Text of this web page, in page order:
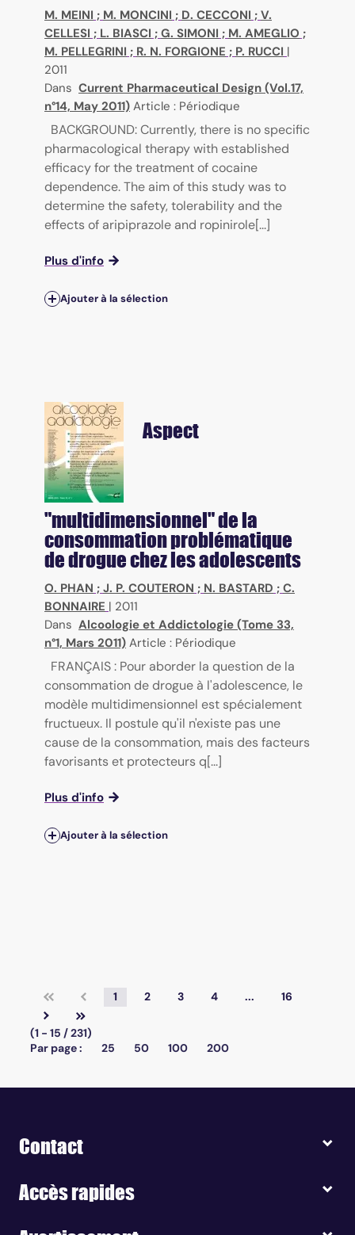
M. MEINI ; M. MONCINI ; D. CECCONI ; V.
CELLESI ; L. BIASCI ; G. SIMONI ; M. AMEGLIO ;
M. PELLEGRINI ; R. N. FORGIONE ; P. RUCCI |
2011
Dans Current Pharmaceutical Design (Vol.17,
n°14, May 2011) Article : Périodique
BACKGROUND: Currently, there is no specific
pharmacological therapy with established
efficacy for the treatment of cocaine
dependence. The aim of this study was to
determine the safety, tolerability and the
effects of aripiprazole and ropinirole[...]
Plus d'info
Ajouter à la sélection
Aspect
"multidimensionnel" de la
consommation problématique
de drogue chez les adolescents
O. PHAN ; J. P. COUTERON ; N. BASTARD ; C.
BONNAIRE | 2011
Dans Alcoologie et Addictologie (Tome 33,
n°1, Mars 2011) Article : Périodique
FRANÇAIS : Pour aborder la question de la
consommation de drogue à l'adolescence, le
modèle multidimensionnel est spécialement
fructueux. Il postule qu'il n'existe pas une
cause de la consommation, mais des facteurs
favorisants et protecteurs q[...]
Plus d'info
Ajouter à la sélection
1 2 3 4 ... 16
(1 - 15 / 231)
Par page :
25 50 100 200
Contact
Accès rapides